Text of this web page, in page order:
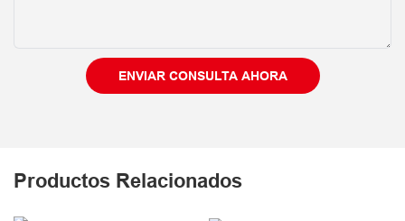
ENVIAR CONSULTA AHORA
Productos Relacionados